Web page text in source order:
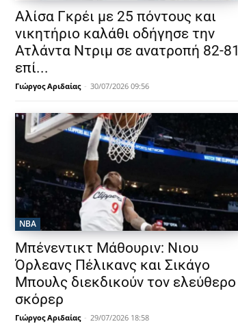
Αλίσα Γκρέι με 25 πόντους και
νικητήριο καλάθι οδήγησε την
Ατλάντα Ντριμ σε ανατροπή 82-81
επί...
Γιώργος Αριδαίας - 30/07/2026 09:56
NBA
Μπένεντικτ Μάθουριν: Νιου
Όρλεανς Πέλικανς και Σικάγο
Μπουλς διεκδικούν τον ελεύθερο
σκόρερ
Γιώργος Αριδαίας - 29/07/2026 18:58